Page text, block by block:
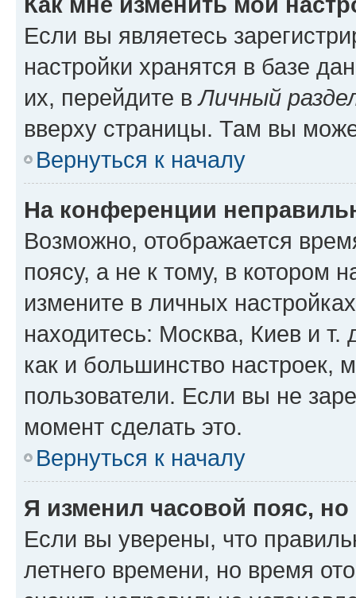
Если вы являетесь
настройки хранятся в базе
их, перейдите вЛичный
вверху страницы. Там вы
Вернуться к началу
На конференции
Возможно, отображается
поясу, а не к тому, в котором
измените в личных
находитесь: Москва, Киев и т.
как и большинство настроек,
пользователи. Если вы не
момент сделать это.
Вернуться к началу
Я изменил часовой пояс,
Если вы уверены, что
летнего времени, но время